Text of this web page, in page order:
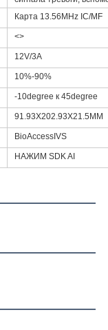
Карта 13.56MHz IC/MF
<>
12V/3A
10%-90%
-10degree к 45degree
91.93X202.93X21.5MM
BioAccessIVS
НАЖИМ SDK AI